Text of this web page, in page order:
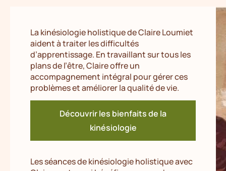
La kinésiologie holistique de Claire Loumiet
aident à traiter les difficultés
d’apprentissage. En travaillant sur tous les
plans de l’être, Claire offre un
accompagnement intégral pour gérer ces
problèmes et améliorer la qualité de vie.
Découvrir les bienfaits de la
kinésiologie
Les séances de kinésiologie holistique avec